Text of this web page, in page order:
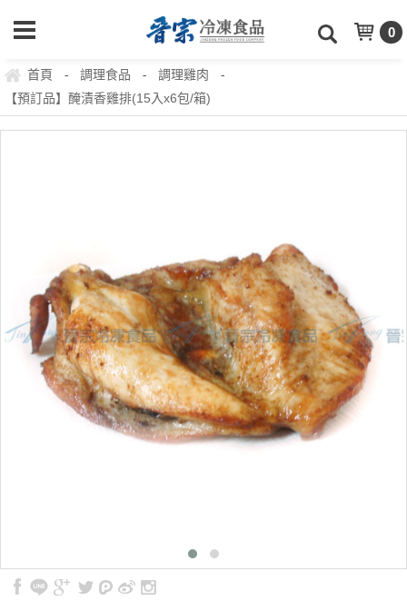
0
首頁 - 調理食品 - 調理雞肉 -
【預訂品】醃漬香雞排(15入x6包/箱)